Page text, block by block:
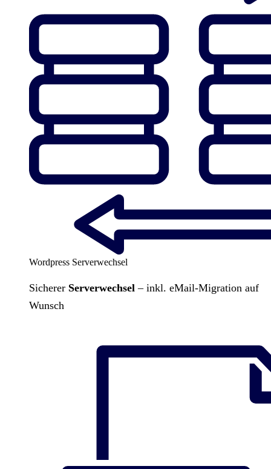
Wordpress Serverwechsel
Sicherer Serverwechsel – inkl. eMail-Migration auf
Wunsch